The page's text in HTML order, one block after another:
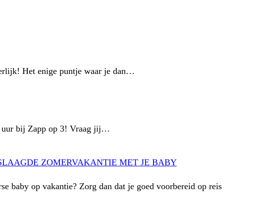
Het enige puntje waar je dan…
uur bij Zapp op 3! Vraag jij…
ZOMERVAKANTIE MET JE BABY
baby op vakantie? Zorg dan dat je goed voorbereid op reis